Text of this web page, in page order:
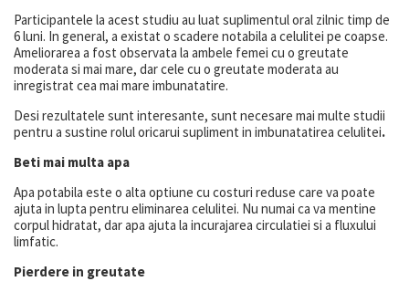
Participantele la acest studiu au luat suplimentul oral zilnic timp de
6 luni. In general, a existat o scadere notabila a celulitei pe coapse.
Ameliorarea a fost observata la ambele femei cu o greutate
moderata si mai mare, dar cele cu o greutate moderata au
inregistrat cea mai mare imbunatatire.
Desi rezultatele sunt interesante, sunt necesare mai multe studii
pentru a sustine rolul oricarui supliment in imbunatatirea celulitei.
Beti mai multa apa
Apa potabila este o alta optiune cu costuri reduse care va poate
ajuta in lupta pentru eliminarea celulitei. Nu numai ca va mentine
corpul hidratat, dar apa ajuta la incurajarea circulatiei si a fluxului
limfatic.
Pierdere in greutate